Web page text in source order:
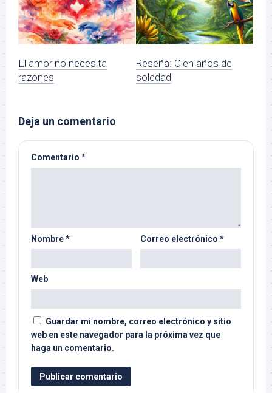
El amor no necesita
razones
Reseña: Cien años de
soledad
Deja un comentario
Comentario *
Nombre* Correo electrónico *
Web
Guardar mi nombre, correo electrónico y sitio
web en este navegador para la próxima vez que
haga un comentario.